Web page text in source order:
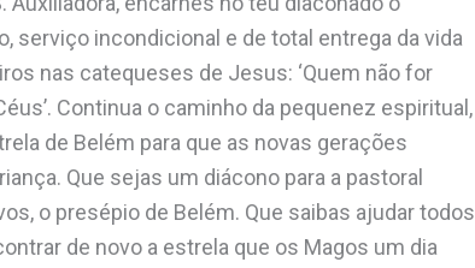
serviço incondicional e de total entrega da vida
nas catequeses de Jesus: ‘Quem não for
Continua o caminho da pequenez espiritual,
de Belém para que as novas gerações
Que sejas um diácono para a pastoral
o presépio de Belém. Que saibas ajudar todos
de novo a estrela que os Magos um dia